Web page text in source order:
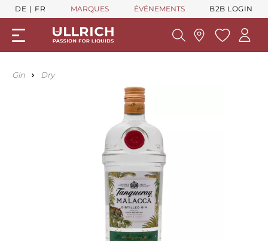
DE FR MARQUES ÉVÉNEMENTS B2B LOGIN
Gin Dry